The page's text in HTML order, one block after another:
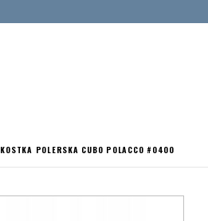
KOSTKA POLERSKA CUBO POLACCO #0400